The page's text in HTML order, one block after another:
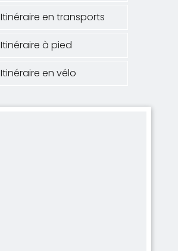
Itinéraire en transports
Itinéraire à pied
Itinéraire en vélo